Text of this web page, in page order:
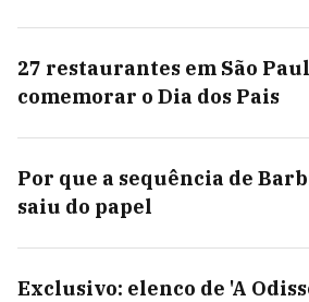
27 restaurantes em São
comemorar o Dia dos Pais
Por que a sequência de
saiu do papel
Exclusivo: elenco de 'A